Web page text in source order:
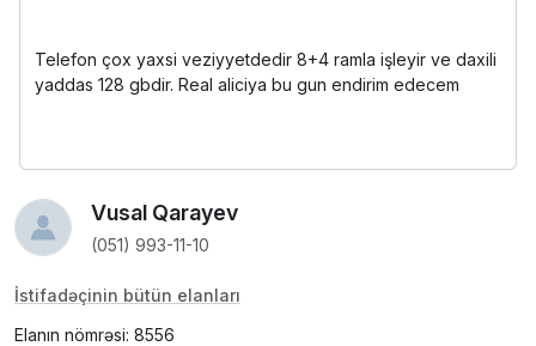
Telefon çox yaxsi veziyyetdedir 8+4 ramla işleyir ve daxili
yaddas 128 gbdir. Real aliciya bu gun endirim edecem
Vusal Qarayev
(051) 993-11-10
İstifadəçinin bütün elanları
Elanın nömrəsi: 8556